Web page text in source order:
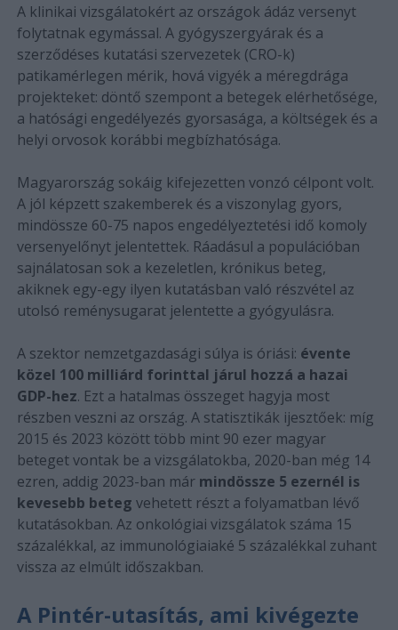
A klinikai vizsgálatokért az országok ádáz versenyt
folytatnak egymással. A gyógyszergyárak és a
szerződéses kutatási szervezetek (CRO-k)
patikamérlegen mérik, hová vigyék a méregdrága
projekteket: döntő szempont a betegek elérhetősége,
a hatósági engedélyezés gyorsasága, a költségek és a
helyi orvosok korábbi megbízhatósága.
Magyarország sokáig kifejezetten vonzó célpont volt.
A jól képzett szakemberek és a viszonylag gyors,
mindössze 60-75 napos engedélyeztetési idő komoly
versenyelőnyt jelentettek. Ráadásul a populációban
sajnálatosan sok a kezeletlen, krónikus beteg,
akiknek egy-egy ilyen kutatásban való részvétel az
utolsó reménysugarat jelentette a gyógyulásra.
A szektor nemzetgazdasági súlya is óriási: évente
közel 100 milliárd forinttal járul hozzá a hazai
GDP-hez. Ezt a hatalmas összeget hagyja most
részben veszni az ország. A statisztikák ijesztőek: míg
2015 és 2023 között több mint 90 ezer magyar
beteget vontak be a vizsgálatokba, 2020-ban még 14
ezren, addig 2023-ban már mindössze 5 ezernél is
kevesebb beteg vehetett részt a folyamatban lévő
kutatásokban. Az onkológiai vizsgálatok száma 15
százalékkal, az immunológiaiaké 5 százalékkal zuhant
vissza az elmúlt időszakban.
A Pintér-utasítás, ami kivégezte